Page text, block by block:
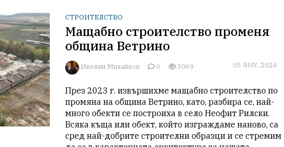
СТРОИТЕЛСТВО
Мащабно строителство променя
община Ветрино
Ивелин Михайлов 0 3069 05 ЯНУ, 2024
През 2023 г. извършихме мащабно строителство по
промяна на община Ветрино, като, разбира се, най-
много обекти се построиха в село Неофит Рилски.
Всяка къща или обект, който изграждаме наново, са
сред най-добрите строителни образци и се стремим